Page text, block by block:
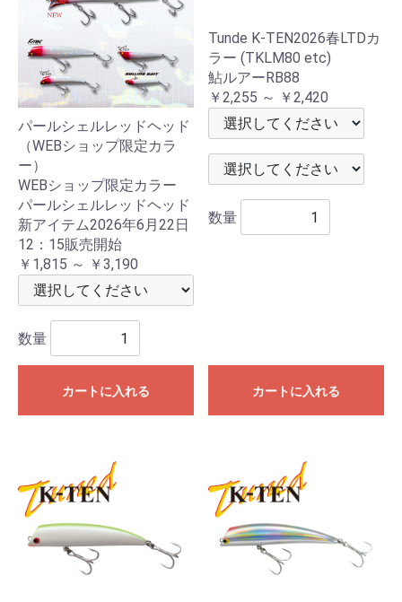
パールシェルレッドヘッド
（WEBショップ限定カラ
ー）
WEBショップ限定カラー
パールシェルレッドヘッド
新アイテム2026年6月22日
12：15販売開始
￥1,815 ～ ￥3,190
数量
カートに入れる
Tunde K-TEN2026春LTDカ
ラー (TKLM80 etc)
鮎ルアーRB88
￥2,255 ～ ￥2,420
数量
カートに入れる